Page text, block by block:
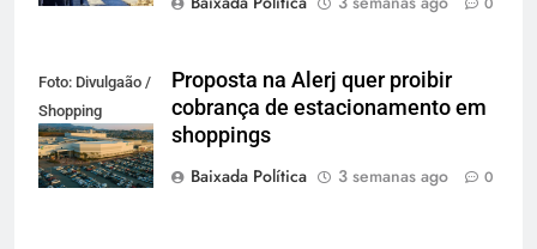
Foto: Divulgaão /
Shopping
Grande Rio
Proposta na Alerj quer proibir
cobrança de estacionamento em
shoppings
Baixada Política
3 semanas ago 0